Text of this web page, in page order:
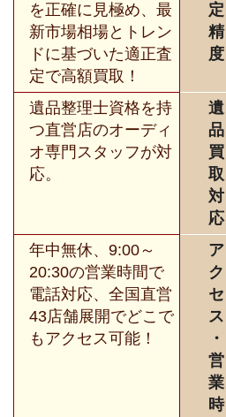
を正確に見極め、最
新市場相場とトレン
ドに基づいた適正査
定で高額買取！
定
精
度
遺品整理士資格を持
つ直営店のオーディ
オ専門スタッフが対
応。
遺
品
買
取
対
応
年中無休、9:00～
20:30の営業時間で
電話対応、全国直営
43店舗展開でどこで
もアクセス可能！
ア
ク
セ
ス
・
営
業
時